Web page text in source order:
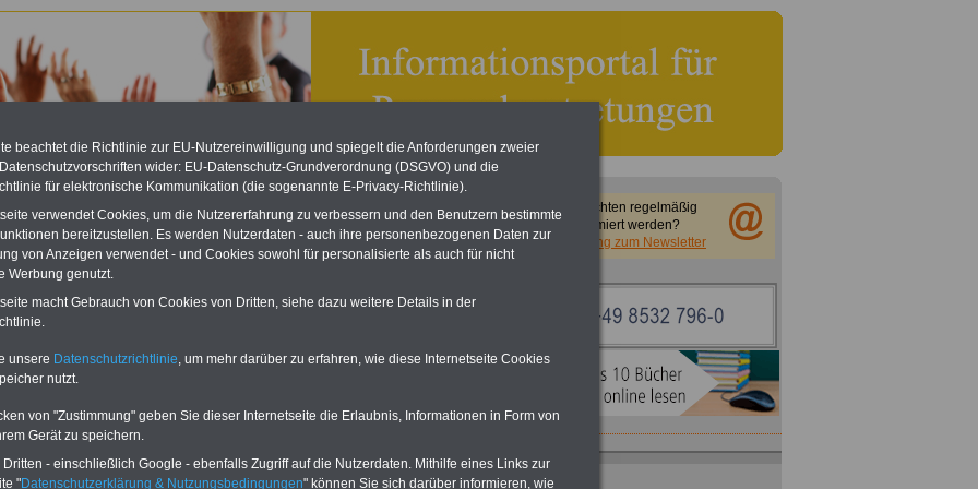
Personalvertretungsgesetz (SPersVG): § 74
bei der Mitwirkung
ÖD neu aufgelegt
Oktober 2025 neu aufgelegt. Mit
allen Entgelttabellen für
sowie den
Auszubildendenvergütungen,
Sie möchten regelmäßig
informiert werden?
Anmeldung zum Newsletter
beachtet die Richtlinie zur EU-Nutzereinwilligung und spiegelt die Anforderungen zweier
wider: EU-Datenschutz-Grundverordnung (DSGVO) und die
für elektronische Kommunikation (die sogenannte E-Privacy-Richtlinie).
verwendet Cookies, um die Nutzererfahrung zu verbessern und den Benutzern bestimmte
bereitzustellen. Es werden Nutzerdaten - auch ihre personenbezogenen Daten zur
von Anzeigen verwendet - und Cookies sowohl für personalisierte als auch für nicht
Werbung genutzt.
macht Gebrauch von Cookies von Dritten, siehe dazu weitere Details in der
unsere Datenschutzrichtlinie, um mehr darüber zu erfahren, wie diese Internetseite Cookies
nutzt.
von "Zustimmung" geben Sie dieser Internetseite die Erlaubnis, Informationen in Form von
Gerät zu speichern.
- einschließlich Google - ebenfalls Zugriff auf die Nutzerdaten. Mithilfe eines Links zur
"Datenschutzerklärung & Nutzungsbedingungen" können Sie sich darüber informieren, wie